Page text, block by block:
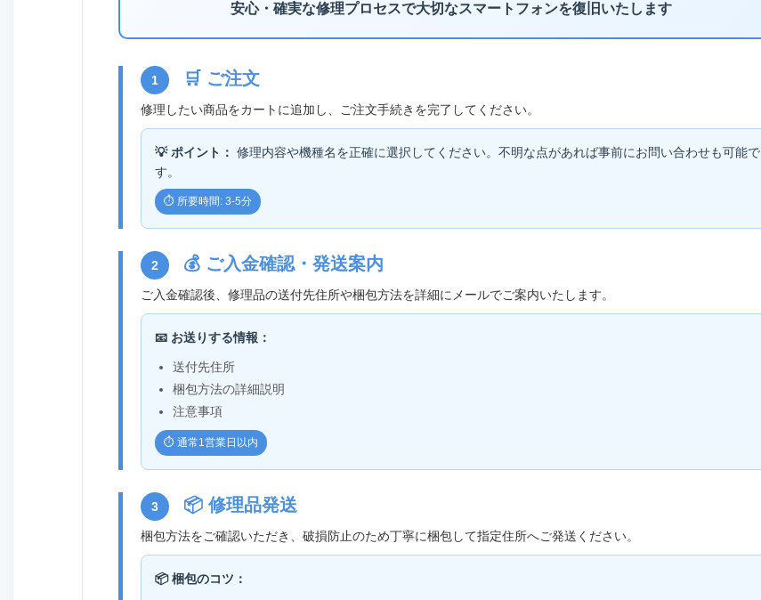
安心・確実な修理プロセスで大切なスマートフォンを復旧いたします
1 🛒 ご注文
修理したい商品をカートに追加し、ご注文手続きを完了してください。
💡 ポイント： 修理内容や機種名を正確に選択してください。不明な点があれば事前にお問い合わせも可能で
す。
⏱️ 所要時間: 3-5分
2 💰 ご入金確認・発送案内
ご入金確認後、修理品の送付先住所や梱包方法を詳細にメールでご案内いたします。
📧 お送りする情報：
送付先住所
梱包方法の詳細説明
注意事項
⏱️ 通常1営業日以内
3 📦 修理品発送
梱包方法をご確認いただき、破損防止のため丁寧に梱包して指定住所へご発送ください。
📦 梱包のコツ：